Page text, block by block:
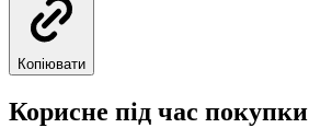
Копіювати
Корисне під час покупки